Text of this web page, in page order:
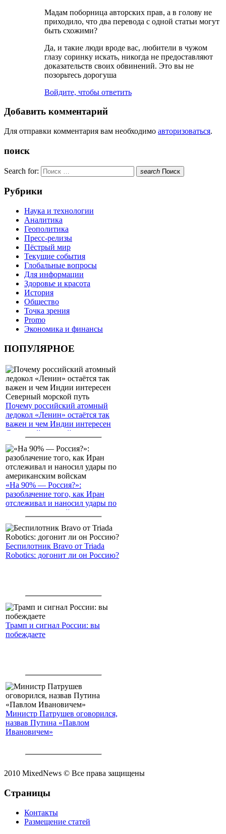
Мадам поборница авторских прав, а в голову не
приходило, что два перевода с одной статьи могут
быть схожими?
Да, и такие люди вроде вас, любители в чужом
глазу соринку искать, никогда не предоставляют
доказательств своих обвинений. Это вы не
позорьтесь дорогуша
Войдите, чтобы ответить
Добавить комментарий
Для отправки комментария вам необходимо авторизоваться.
поиск
Search for: search Поиск
Рубрики
Наука и технологии
Аналитика
Геополитика
Пресс-релизы
Пёстрый мир
Текущие события
Глобальные вопросы
Для информации
Здоровье и красота
История
Общество
Точка зрения
Promo
Экономика и финансы
ПОПУЛЯРНОЕ
Почему российский атомный
ледокол «Ленин» остаётся так
важен и чем Индии интересен
Северный морской путь
«На 90% — Россия?»:
разоблачение того, как Иран
отслеживал и наносил удары по
американским войскам
Беспилотник Bravo от Triada
Robotics: догонит ли он Россию?
Трамп и сигнал России: вы
побеждаете
Министр Патрушев оговорился,
назвав Путина «Павлом
Ивановичем»
2010 MixedNews © Все права защищены
Страницы
Контакты
Размещение статей